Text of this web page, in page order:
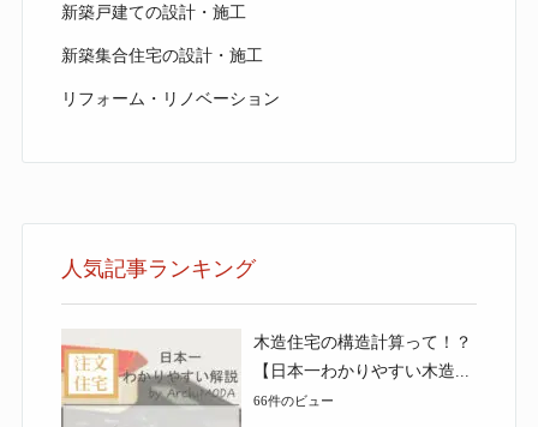
新築戸建ての設計・施工
新築集合住宅の設計・施工
リフォーム・リノベーション
人気記事ランキング
木造住宅の構造計算って！？
【日本一わかりやすい木造...
66件のビュー